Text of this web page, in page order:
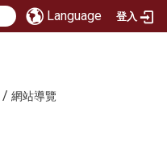
Language 登入
/ 網站導覽